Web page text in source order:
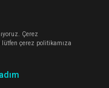
Çerez
çerez politikamıza